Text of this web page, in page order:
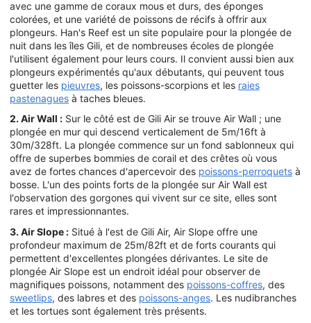
avec une gamme de coraux mous et durs, des éponges
colorées, et une variété de poissons de récifs à offrir aux
plongeurs. Han's Reef est un site populaire pour la plongée de
nuit dans les îles Gili, et de nombreuses écoles de plongée
l'utilisent également pour leurs cours. Il convient aussi bien aux
plongeurs expérimentés qu'aux débutants, qui peuvent tous
guetter les pieuvres, les poissons-scorpions et les raies
pastenagues à taches bleues.
2. Air Wall : Sur le côté est de Gili Air se trouve Air Wall ; une
plongée en mur qui descend verticalement de 5m/16ft à
30m/328ft. La plongée commence sur un fond sablonneux qui
offre de superbes bommies de corail et des crêtes où vous
avez de fortes chances d'apercevoir des poissons-perroquets à
bosse. L'un des points forts de la plongée sur Air Wall est
l'observation des gorgones qui vivent sur ce site, elles sont
rares et impressionnantes.
3. Air Slope : Situé à l'est de Gili Air, Air Slope offre une
profondeur maximum de 25m/82ft et de forts courants qui
permettent d'excellentes plongées dérivantes. Le site de
plongée Air Slope est un endroit idéal pour observer de
magnifiques poissons, notamment des poissons-coffres, des
sweetlips, des labres et des poissons-anges. Les nudibranches
et les tortues sont également très présents.